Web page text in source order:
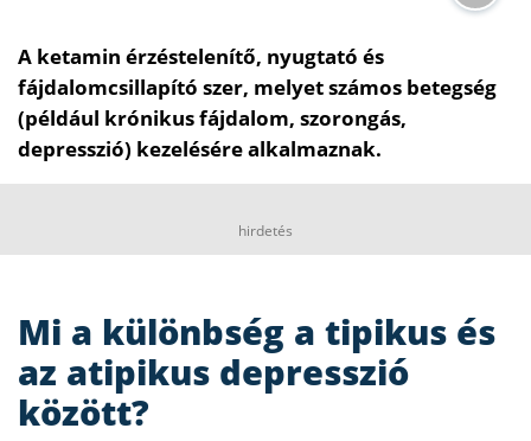
A ketamin érzéstelenítő, nyugtató és
fájdalomcsillapító szer, melyet számos betegség
(például krónikus fájdalom, szorongás,
depresszió) kezelésére alkalmaznak.
hirdetés
Mi a különbség a tipikus és
az atipikus depresszió
között?